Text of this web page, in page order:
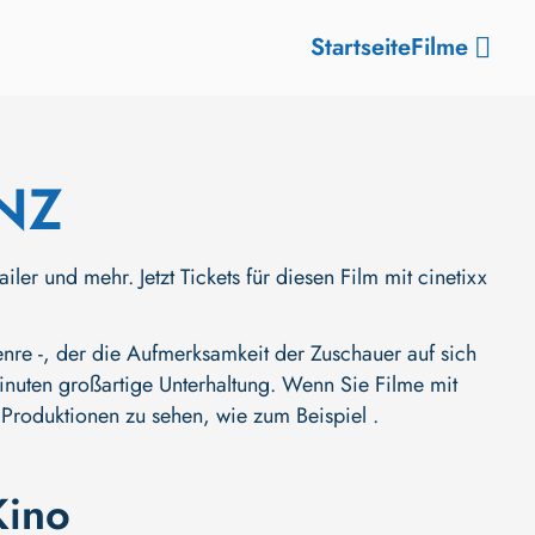
StartseiteFilme
und mehr. Jetzt Tickets für diesen Film mit cinetixx
-, der die Aufmerksamkeit der Zuschauer auf sich
großartige Unterhaltung. Wenn Sie Filme mit
zu sehen, wie zum Beispiel .